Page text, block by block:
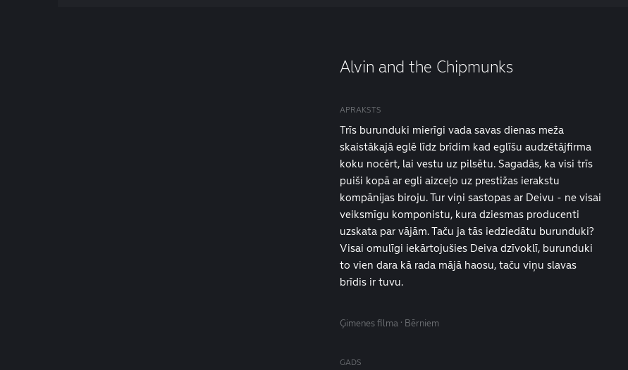
Alvin and the Chipmunks
APRAKSTS
Trīs burunduki mierīgi vada savas dienas meža
skaistākajā eglē līdz brīdim kad eglīšu audzētājfirma
koku nocērt, lai vestu uz pilsētu. Sagadās, ka visi trīs
puiši kopā ar egli aizceļo uz prestižas ierakstu
kompānijas biroju. Tur viņi sastopas ar Deivu - ne visai
veiksmīgu komponistu, kura dziesmas producenti
uzskata par vājām. Taču ja tās iedziedātu burunduki?
Visai omulīgi iekārtojušies Deiva dzīvoklī, burunduki
to vien dara kā rada mājā haosu, taču viņu slavas
brīdis ir tuvu.
Ģimenes filma · Bērniem
GADS